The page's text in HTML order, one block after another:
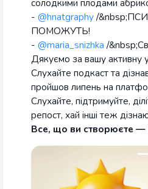
солодкими плодами
- @hnatgraphy/
ПОМОЖУТЬ!
- @maria_snizhka /
Дякуємо за вашу активну
Слухайте подкаст та
пройшов липень на
Слухайте, підтримуйте,
репост, хай інші теж
Все, що ви створюєте —